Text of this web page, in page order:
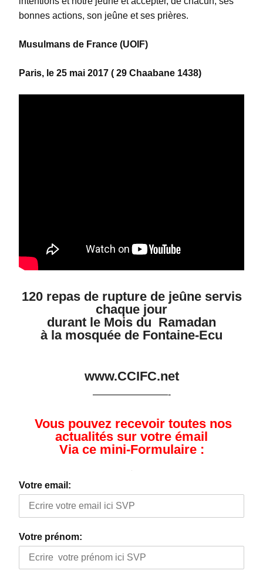
bonnes actions, son jeûne et ses prières.
Musulmans de France (UOIF)
Paris, le 25 mai 2017 ( 29 Chaabane 1438)
120 repas de rupture de jeûne servis
chaque jour
durant le Mois du Ramadan
à la mosquée de Fontaine-Ecu
www.CCIFC.net
————————-
Vous pouvez recevoir toutes nos
actualités sur votre émail
Via ce mini-Formulaire :
Votre email:
Votre prénom: